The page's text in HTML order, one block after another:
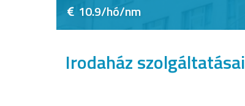
10.9/hó/nm
Irodaház szolgáltatásai